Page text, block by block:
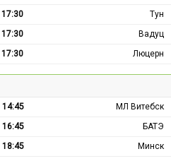
17:30
Тун
17:30
Вадуц
17:30 Люцерн
14:45
МЛ Витебск
16:45
БАТЭ
18:45 Минск